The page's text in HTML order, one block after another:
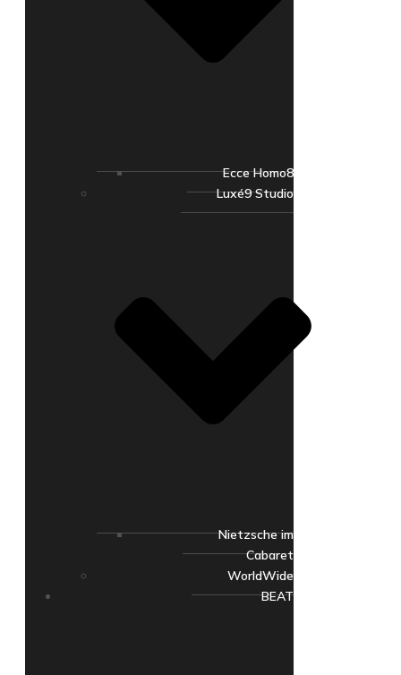
Ecce Homo8
Luxé9 Studio
Nietzsche im
Cabaret
WorldWide
BEAT